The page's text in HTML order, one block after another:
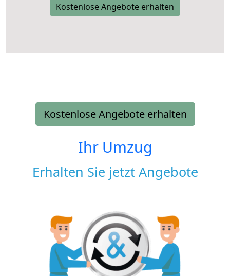
Kostenlose Angebote erhalten
Kostenlose Angebote erhalten
Ihr Umzug
Erhalten Sie jetzt Angebote